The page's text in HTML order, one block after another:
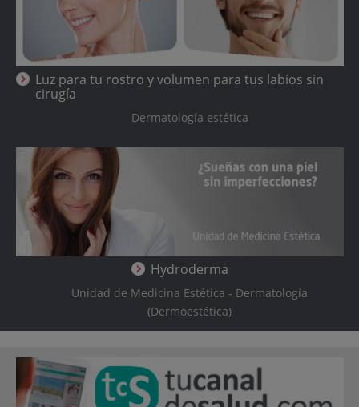
Luz para tu rostro y volumen para tus labios sin
cirugía
Dermatología estética
Hydroderma
Unidad de Medicina Estética - Dermatología
(Dermoestética)